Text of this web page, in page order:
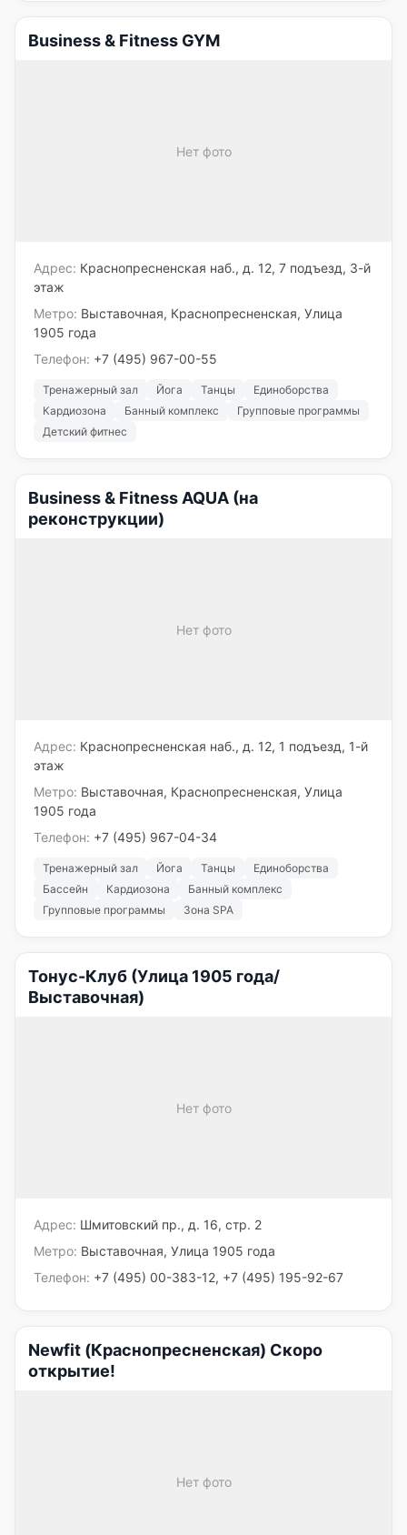
Business & Fitness GYM
Нет фото
Адрес: Краснопресненская наб., д. 12, 7 подъезд, 3-й
этаж
Метро: Выставочная, Краснопресненская, Улица
1905 года
Телефон: +7 (495) 967-00-55
Тренажерный зал Йога Танцы
Единоборства
Кардиозона
Банный комплекс
Групповые программы
Детский фитнес
Business & Fitness AQUA (на
реконструкции)
Нет фото
Адрес: Краснопресненская наб., д. 12, 1 подъезд, 1-й
этаж
Метро: Выставочная, Краснопресненская, Улица
1905 года
Телефон: +7 (495) 967-04-34
Тренажерный зал Йога Танцы
Единоборства
Бассейн
Кардиозона
Банный комплекс
Групповые программы
Зона SPA
Тонус-Клуб (Улица 1905 года/
Выставочная)
Нет фото
Адрес: Шмитовский пр., д. 16, стр. 2
Метро: Выставочная, Улица 1905 года
Телефон: +7 (495) 00-383-12, +7 (495) 195-92-67
Newfit (Краснопресненская) Скоро
открытие!
Нет фото